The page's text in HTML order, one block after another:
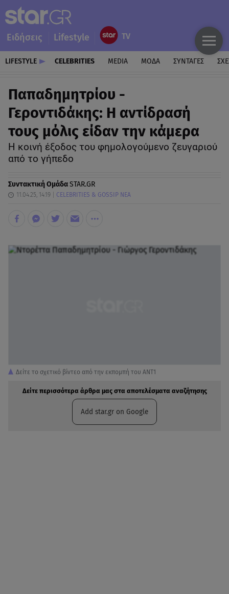
Ειδήσεις Lifestyle
LIFESTYLE CELEBRITIES MEDIA ΜΟΔΑ ΣΥΝΤΑΓΕΣ
Παπαδημητρίου -
Γεροντιδάκης: Η αντίδρασή
τους μόλις είδαν την κάμερα
Η κοινή έξοδος του φημολογούμενο ζευγαριού
από το γήπεδο
Συντακτική ΟμάδαSTAR.GR
11.04.25, 14:19 CELEBRITIES & GOSSIP ΝΕΑ
Δείτε το σχετικό βίντεο από την εκπομπή του ΑΝΤ1
Δείτε περισσότερα άρθρα μας στα αποτελέσματα αναζήτησης
Add star.gr on Google